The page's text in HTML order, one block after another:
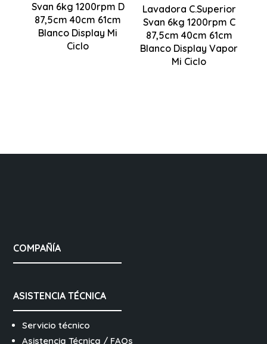
Svan 6kg 1200rpm D
87,5cm 40cm 61cm
Blanco Display Mi
Ciclo
Control
Display LED
875 x 400 x
610 mm
Lavadora C.Superior
Svan 6kg 1200rpm C
87,5cm 40cm 61cm
Blanco Display Vapor
Mi Ciclo
1200 rpm
Control
Display LED
COMPAÑÍA
ASISTENCIA TÉCNICA
Servicio técnico
Asistencia Técnica / FAQs